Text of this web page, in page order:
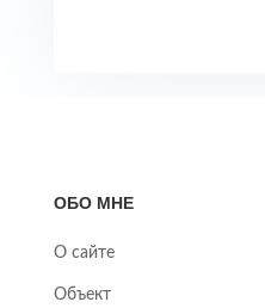
ОБО МНЕ
О сайте
Объект